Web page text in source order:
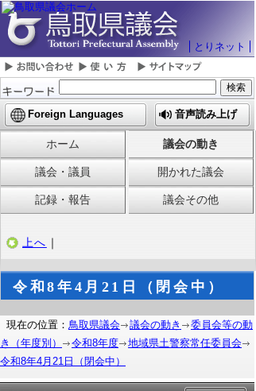
とりネット
Foreign Languages 音声読み上げ
ホーム 議会の動き
議会・議員 開かれた議会
記録・報告 議会その他
上へ ｜
令和8年4月21日（閉会中）
現在の位置： 鳥取県議会 議会の動き
委員会等の動
き（年度別）
令和8年度
地域県土警察常任委員会
令和8年4月21日（閉会中）
管